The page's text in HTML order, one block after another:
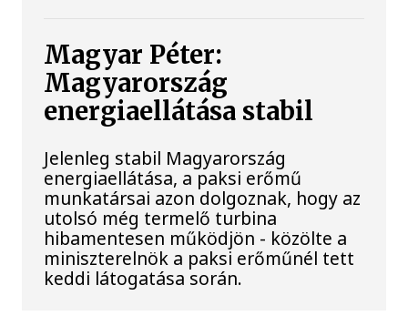
Magyar Péter:
Magyarország
energiaellátása stabil
Jelenleg stabil Magyarország
energiaellátása, a paksi erőmű
munkatársai azon dolgoznak, hogy az
utolsó még termelő turbina
hibamentesen működjön - közölte a
miniszterelnök a paksi erőműnél tett
keddi látogatása során.